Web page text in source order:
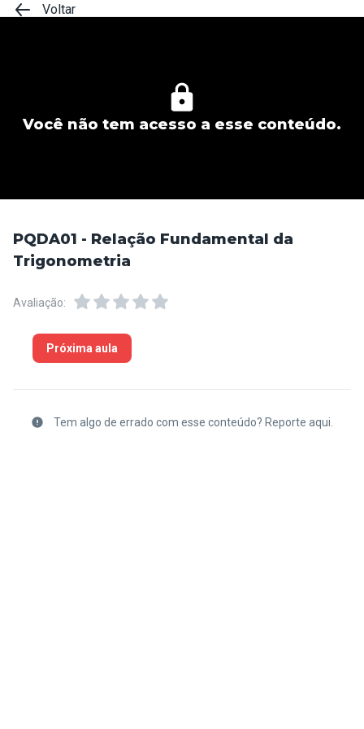
Voltar
Você não tem acesso a esse conteúdo.
PQDA01 - Relação Fundamental da
Trigonometria
Avaliação:
Próxima aula
Tem algo de errado com esse conteúdo? Reporte aqui.